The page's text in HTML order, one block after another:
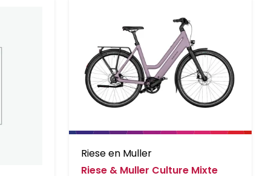
Riese en Muller
Riese & Muller Culture Mixte